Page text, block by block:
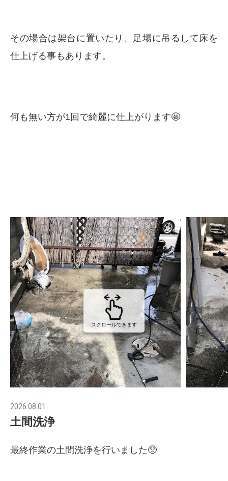
その場合は架台に置いたり、足場に吊るして床を
仕上げる事もあります。
何も無い方が1回で綺麗に仕上がります🤩
スクロールできます
2026.08.01
土間洗浄
最終作業の土間洗浄を行いました🥺